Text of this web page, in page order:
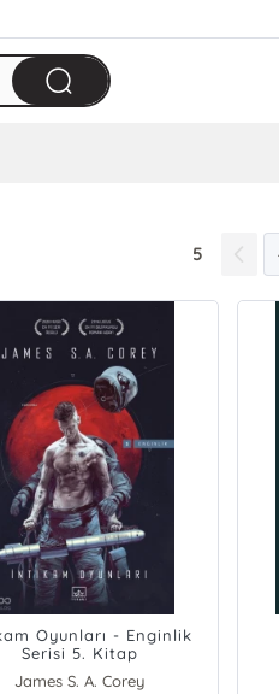
5
Oyunları - Enginlik
Serisi 5. Kitap
James S. A. Corey